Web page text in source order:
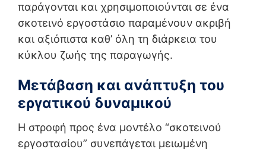
παράγονται και χρησιμοποιούνται σε ένα
σκοτεινό εργοστάσιο παραμένουν ακριβή
και αξιόπιστα καθ’ όλη τη διάρκεια του
κύκλου ζωής της παραγωγής.
Μετάβαση και ανάπτυξη του
εργατικού δυναμικού
Η στροφή προς ένα μοντέλο “σκοτεινού
εργοστασίου” συνεπάγεται μειωμένη